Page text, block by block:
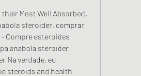
steroider, comprar
Compre esteroides
anabola steroider
Na verdade, eu
steroids and health